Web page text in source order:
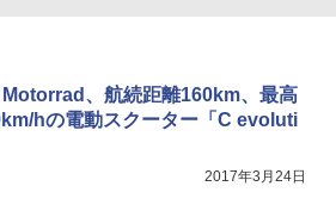
Motorrad、航続距離160km、最高
hの電動スクーター「C evoluti
2017年3月24日